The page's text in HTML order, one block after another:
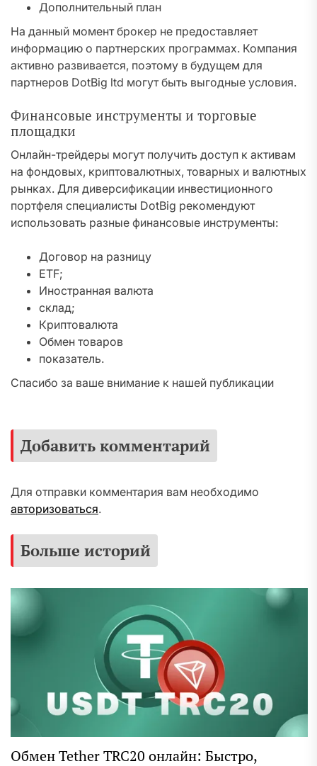
Дополнительный план
На данный момент брокер не предоставляет
информацию о партнерских программах. Компания
активно развивается, поэтому в будущем для
партнеров DotBig ltd могут быть выгодные условия.
Финансовые инструменты и торговые
площадки
Онлайн-трейдеры могут получить доступ к активам
на фондовых, криптовалютных, товарных и валютных
рынках. Для диверсификации инвестиционного
портфеля специалисты DotBig рекомендуют
использовать разные финансовые инструменты:
Договор на разницу
ETF;
Иностранная валюта
склад;
Криптовалюта
Обмен товаров
показатель.
Спасибо за ваше внимание к нашей публикации
Добавить комментарий
Для отправки комментария вам необходимо
авторизоваться.
Больше историй
Обмен Tether TRC20 онлайн: Быстро,